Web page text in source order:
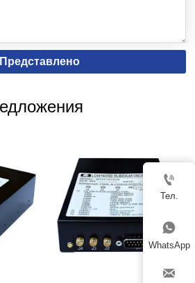
Представлено

Тел.

WhatsApp
